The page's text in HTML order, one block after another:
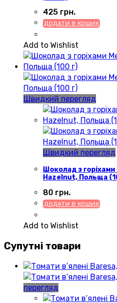
425 грн.
ДОДАТИ В КОШИК
Add to Wishlist
Швидкий перегляд
Швидкий перегляд
Шоколад з
Hazelnut, Польща
80 грн.
ДОДАТИ В КОШИК
Add to Wishlist
Супутні товари
перегляд